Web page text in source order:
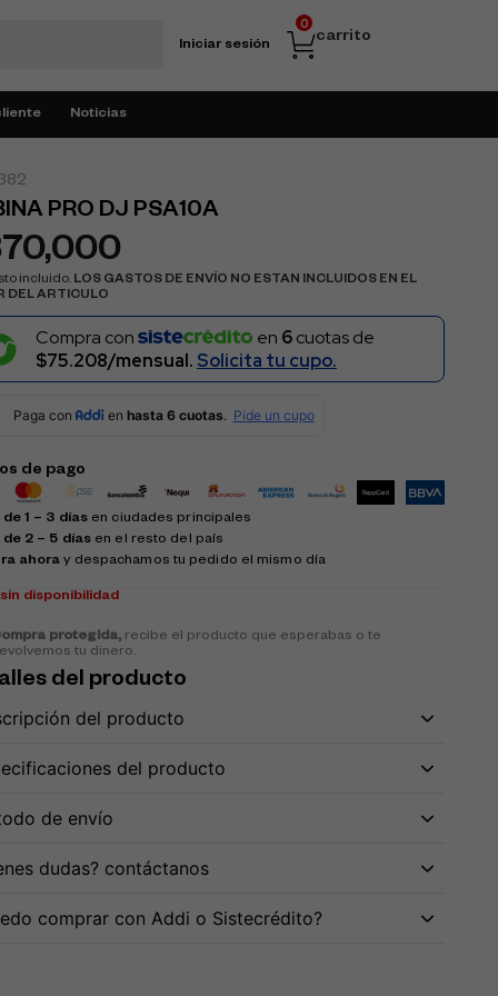
Iniciar sesión carrito
0
Noticias
PRO DJ PSA10A
incluido. LOS GASTOS DE ENVÍO NO ESTAN INCLUIDOS EN EL
DEL ARTICULO
Compra con en 6cuotas de
$75.208/mensual. Solicita tu cupo.
de pago
1 – 3 días en ciudades principales
2 – 5 días en el resto del país
ahora y despachamos tu pedido el mismo día
sin disponibilidad
protegida,recibe el producto que esperabas o te
tu dinero.
del producto
del producto
del producto
de envío
dudas? contáctanos
comprar con Addi o Sistecrédito?